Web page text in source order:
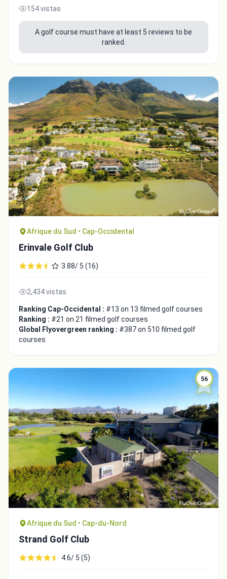
154 vistas
A golf course must have at least 5 reviews to be
ranked.
Afrique du Sud • Cap-Occidental
Erinvale Golf Club
3.88/ 5 (16)
2,434 vistas
Ranking Cap-Occidental : #13 on 13 filmed golf courses
Ranking : #21 on 21 filmed golf courses
Global Flyovergreen ranking : #387 on 510 filmed golf
courses
56
Afrique du Sud • Cap-du-Nord
Strand Golf Club
4.6/ 5 (5)